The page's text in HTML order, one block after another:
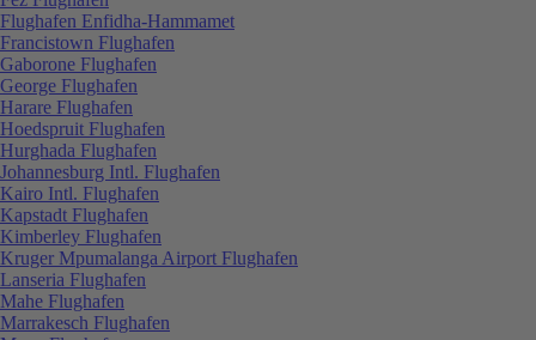
Flughafen Enfidha-Hammamet
Francistown Flughafen
Gaborone Flughafen
George Flughafen
Harare Flughafen
Hoedspruit Flughafen
Hurghada Flughafen
Johannesburg Intl. Flughafen
Kairo Intl. Flughafen
Kapstadt Flughafen
Kimberley Flughafen
Kruger Mpumalanga Airport Flughafen
Lanseria Flughafen
Mahe Flughafen
Marrakesch Flughafen